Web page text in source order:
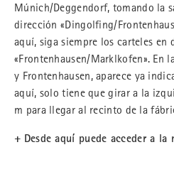
Múnich/Deggendorf, tomando la
dirección «Dingolfing/
aquí, siga siempre los carteles en
«Frontenhausen/Marklkofen». En
y Frontenhausen, aparece ya
aquí, solo tiene que girar a la
m para llegar al recinto de la
+ Desde aquí puede acceder a la